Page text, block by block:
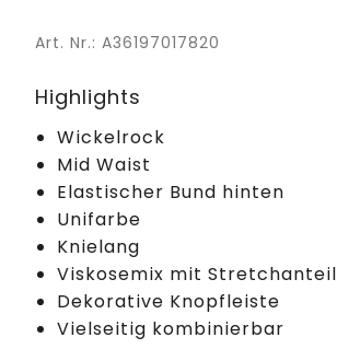
Art. Nr.: A36197017820
Highlights
Wickelrock
Mid Waist
Elastischer Bund hinten
Unifarbe
Knielang
Viskosemix mit Stretchanteil
Dekorative Knopfleiste
Vielseitig kombinierbar